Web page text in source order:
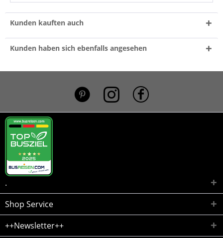
Kunden kauften auch
Kunden haben sich ebenfalls angesehen
.
Shop Service
++Newsletter++